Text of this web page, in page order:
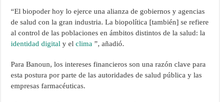
“El biopoder hoy lo ejerce una alianza de gobiernos y agencias
de salud con la gran industria. La biopolítica [también] se refiere
al control de las poblaciones en ámbitos distintos de la salud: la
identidad digital y elclima ”, añadió.
Para Banoun, los intereses financieros son una razón clave para
esta postura por parte de las autoridades de salud pública y las
empresas farmacéuticas.